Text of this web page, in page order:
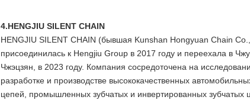
4.HENGJIU SILENT CHAIN
HENGJIU SILENT CHAIN (бывшая Kunshan Hongyuan Chain
присоединилась к Hengjiu Group в 2017 году и переехала в
Чжэцзян, в 2023 году. Компания сосредоточена на
разработке и производстве высококачественных
цепей, промышленных зубчатых и инвертированных зубчатых